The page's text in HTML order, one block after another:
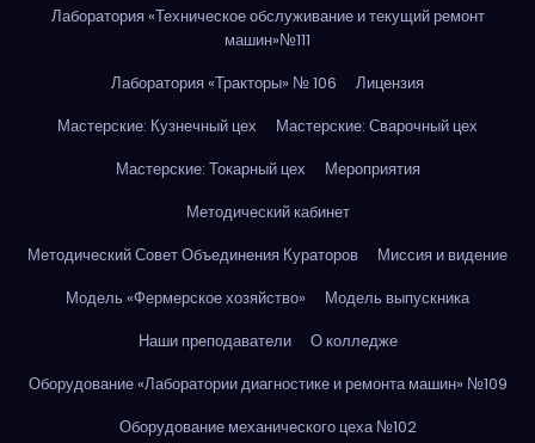
Лаборатория «Техническое обслуживание и текущий ремонт
машин»№111
Лаборатория «Тракторы» № 106
Лицензия
Мастерские: Кузнечный цех
Мастерские: Сварочный цех
Мастерские: Токарный цех
Мероприятия
Методический кабинет
Методический Совет Объединения Кураторов
Миссия и видение
Модель «Фермерское хозяйство»
Модель выпускника
Наши преподаватели
О колледже
Оборудование «Лаборатории диагностике и ремонта машин» №109
Оборудование механического цеха №102